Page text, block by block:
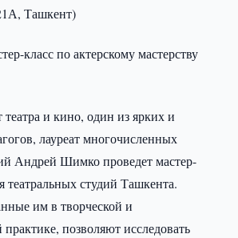
Ташкент)
класс по актерскому мастерству
театра и кино, один из ярких и
лауреат многочисленных
Андрей Шимко проведет мастер-
театральных студий Ташкента.
им в творческой и
практике, позволяют исследовать